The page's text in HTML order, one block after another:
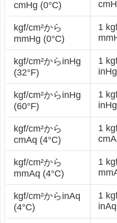
cmHg (0°C)
kgf/cm²から
mmHg (0°C)
1
kgf/cm²からinHg
(32°F)
1
kgf/cm²からinHg
(60°F)
1
kgf/cm²から
cmAq (4°C)
1
kgf/cm²から
mmAq (4°C)
1
kgf/cm²からinAq
(4°C)
1